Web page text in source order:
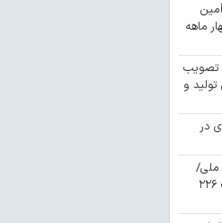
ماهه
تصویب
تولید و
در
ملی/
صدور ۱۳.۹ میلیون مجوز در سایه اصلاحات ۲۲۶